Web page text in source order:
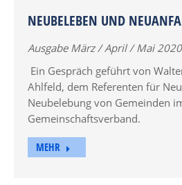
NEUBELEBEN UND
Ausgabe März / April / Mai 2020
Ein Gespräch geführt von
Ahlfeld, dem Referenten für
Neubelebung von Gemeinden
Gemeinschaftsverband.
MEHR